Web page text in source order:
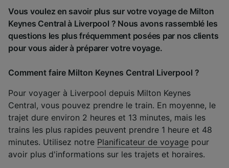
Vous voulez en savoir plus sur votre voyage de Milton
Keynes Central à Liverpool ? Nous avons rassemblé les
questions les plus fréquemment posées par nos clients
pour vous aider à préparer votre voyage.
Comment faire Milton Keynes Central Liverpool ?
Pour voyager à Liverpool depuis Milton Keynes
Central, vous pouvez prendre le train. En moyenne, le
trajet dure environ 2 heures et 13 minutes, mais les
trains les plus rapides peuvent prendre 1 heure et 48
minutes. Utilisez notre Planificateur de voyage pour
avoir plus d'informations sur les trajets et horaires.